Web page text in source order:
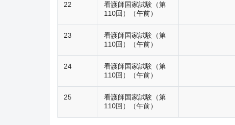
22
看護師国家試験（第
110回）（午前）
23
看護師国家試験（第
110回）（午前）
24
看護師国家試験（第
110回）（午前）
25
看護師国家試験（第
110回）（午前）